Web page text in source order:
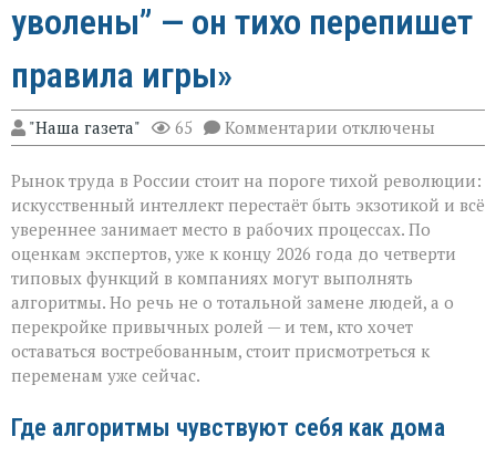
уволены” — он тихо перепишет
правила игры»
"Наша газета" 65 Комментарии к
записи
не
придёт
табличкой
“вы
уволены” — он
тихо
перепишет
правила
игры»
отключены
Рынок труда в России стоит на пороге тихой революции:
искусственный интеллект перестаёт быть экзотикой и всё
увереннее занимает место в рабочих процессах. По
оценкам экспертов, уже к концу 2026 года до четверти
типовых функций в компаниях могут выполнять
алгоритмы. Но речь не о тотальной замене людей, а о
перекройке привычных ролей — и тем, кто хочет
оставаться востребованным, стоит присмотреться к
переменам уже сейчас.
Где алгоритмы чувствуют себя как дома